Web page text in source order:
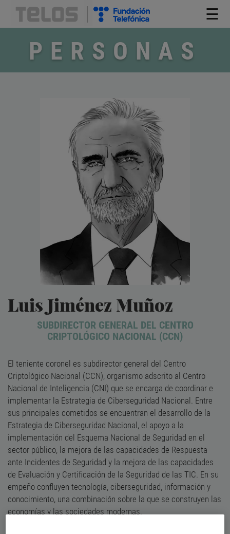
☰
PERSONAS
Luis Jiménez Muñoz
SUBDIRECTOR GENERAL DEL CENTRO
CRIPTOLÓGICO NACIONAL (CCN)
El teniente coronel es subdirector general del Centro
Criptológico Nacional (CCN), organismo adscrito al Centro
Nacional de Inteligencia (CNI) que se encarga de coordinar e
implementar la Estrategia de Ciberseguridad Nacional. Entre
sus principales cometidos se encuentran el desarrollo de la
Estrategia de Ciberseguridad Nacional, el apoyo a la
implementación del Esquema Nacional de Seguridad en el
sector público, la mejora de las capacidades de Respuesta
ante Incidentes de Seguridad y la mejora de las capacidades
de Evaluación y Certificación de la Seguridad de las TIC. En su
empeño confluyen tecnología, ciberseguridad, información y
conocimiento, una combinación sobre la que se construyen las
economías y las sociedades modernas.